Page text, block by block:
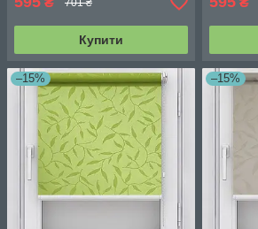
701 ₴
Купити
–15% –15%